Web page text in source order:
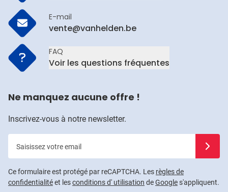
E-mail
vente@vanhelden.be
FAQ
Voir les questions fréquentes
Ne manquez aucune offre !
Inscrivez-vous à notre newsletter.
Ce formulaire est protégé par reCAPTCHA. Les règles de
confidentialitéet lesconditions d' utilisation deGoogles'appliquent.